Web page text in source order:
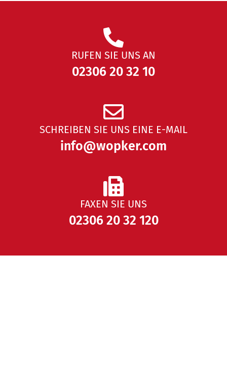
RUFEN SIE UNS AN
02306 20 32 10
SCHREIBEN SIE UNS EINE E-MAIL
info@wopker.com
FAXEN SIE UNS
02306 20 32 120